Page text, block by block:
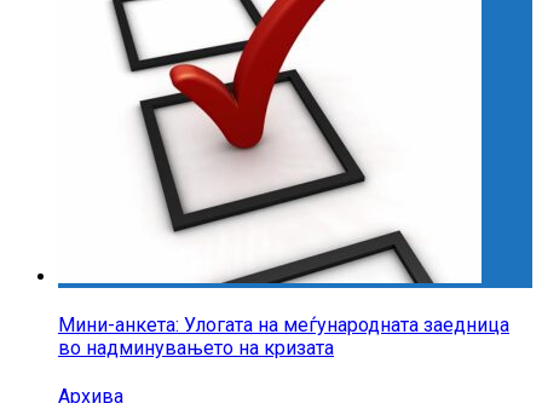
Мини-анкета: Улогата на меѓународната заедница
во надминувањето на кризата
Архива